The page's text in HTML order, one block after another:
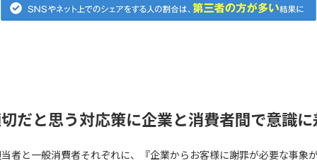
だと思う対応策に企業と消費者間で意識
者と一般消費者それぞれに、『企業からお客様に謝罪が必要な事象